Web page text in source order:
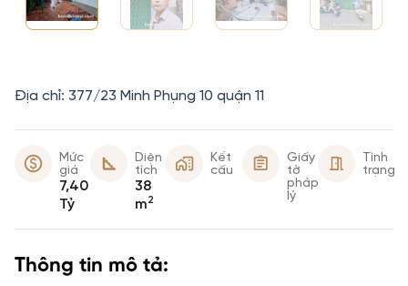
Địa chỉ: 377/23 Minh Phụng 10 quận 11
Mức
giá
7,40
Tỷ
Diện
tích
38
m2
Kết
cấu
Giấy
tờ
pháp
lý
Tình
trạng
Thông tin mô tả: